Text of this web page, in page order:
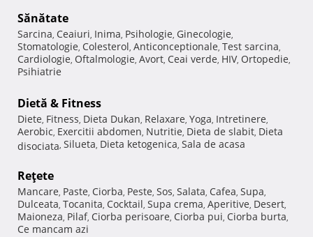
Sănătate
Sarcina, Ceaiuri, Inima, Psihologie, Ginecologie,
Stomatologie, Colesterol, Anticonceptionale, Test sarcina,
Cardiologie, Oftalmologie, Avort, Ceai verde, HIV, Ortopedie,
Psihiatrie
Dietă & Fitness
Diete, Fitness, Dieta Dukan, Relaxare, Yoga, Intretinere,
Aerobic, Exercitii abdomen, Nutritie, Dieta de slabit, Dieta
disociata, Silueta, Dieta ketogenica, Sala de acasa
Reţete
Mancare, Paste, Ciorba, Peste, Sos, Salata, Cafea, Supa,
Dulceata, Tocanita, Cocktail, Supa crema, Aperitive, Desert,
Maioneza, Pilaf, Ciorba perisoare, Ciorba pui, Ciorba burta,
Ce mancam azi